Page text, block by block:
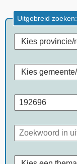
Uitgebreid zoeken: